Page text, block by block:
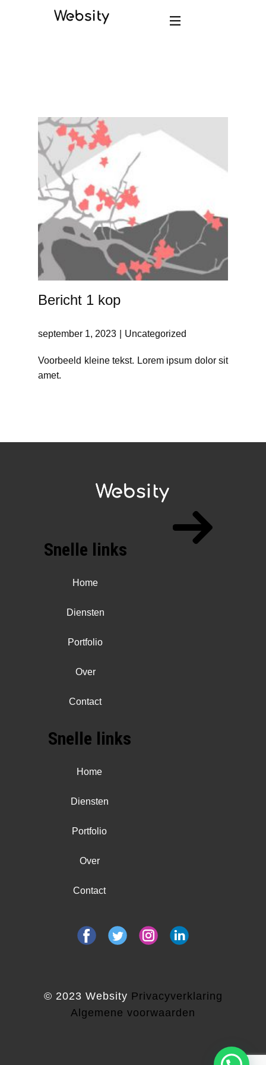
Bericht 1 kop
september 1, 2023 Uncategorized
Voorbeeld kleine tekst. Lorem ipsum dolor sit
amet.
Snelle links
Home
Diensten
Portfolio
Over
Contact
Snelle links
Home
Diensten
Portfolio
Over
Contact
© 2023 Websity Privacyverklaring
Algemene voorwaarden